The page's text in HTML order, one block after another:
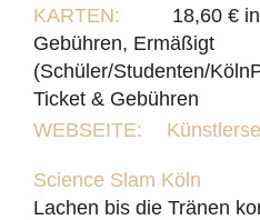
KARTEN:
18,60 €
Gebühren, Ermäßigt
(Schüler/Studenten/
Ticket & Gebühren
WEBSEITE:
Science Slam Köln
Lachen bis die Tränen